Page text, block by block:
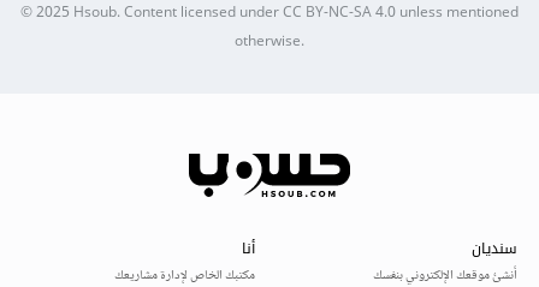
© 2025Hsoub.Content licensed underCC BY-NC-SA 4.0unless mentioned
otherwise.